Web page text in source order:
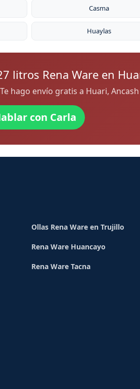
Casma
Huaylas
litros Rena Ware en
hago envío gratis a Huari,
con Carla
Ollas Rena Ware en Trujillo
Rena Ware Huancayo
Rena Ware Tacna